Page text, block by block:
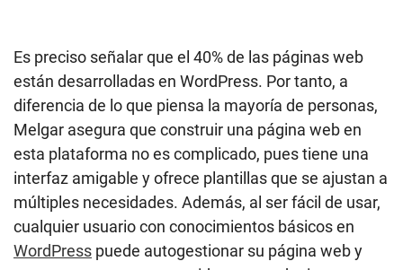
Es preciso señalar que el 40% de las páginas web
están desarrolladas en WordPress. Por tanto, a
diferencia de lo que piensa la mayoría de personas,
Melgar asegura que construir una página web en
esta plataforma no es complicado, pues tiene una
interfaz amigable y ofrece plantillas que se ajustan a
múltiples necesidades. Además, al ser fácil de usar,
cualquier usuario con conocimientos básicos en
WordPress puede autogestionar su página web y